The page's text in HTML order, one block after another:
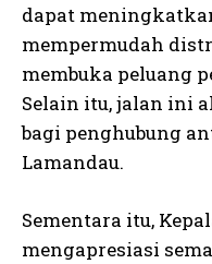
dapat
mempermudah
membuka peluang
Selain itu, jalan ini
bagi penghubung
Lamandau.
Sementara itu,
mengapresiasi